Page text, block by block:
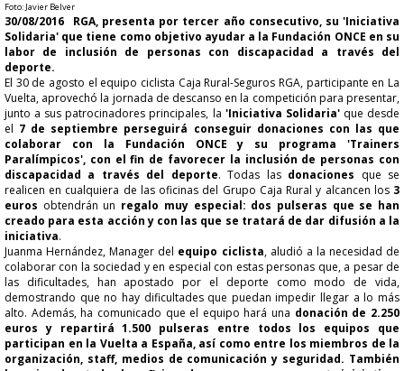
​Foto: Javier Belver
30/08/2016
RGA, presenta por tercer año consecutivo, su 'Iniciativa
Solidaria' que tiene como objetivo ayudar a la Fundación ONCE en su
labor de inclusión de personas con discapacidad a través del
deporte.
El 30 de agosto el equipo ciclista Caja Rural-Seguros RGA, participante en La
Vuelta, aprovechó la jornada de descanso en la competición para presentar,
junto a sus patrocinadores principales, la 'Iniciativa Solidaria' que desde
el 7 de septiembre perseguirá conseguir donaciones con las que
colaborar con la Fundación ONCE y su programa 'Trainers
Paralímpicos', con el fin de favorecer la inclusión de personas con
discapacidad a través del deporte. Todas las donaciones que se
realicen en cualquiera de las oficinas del Grupo Caja Rural y alcancen los 3
euros obtendrán un regalo muy especial: dos pulseras que se han
creado para esta acción y con las que se tratará de dar difusión a la
iniciativa.
Juanma Hernández, Manager del equipo ciclista, aludió a la necesidad de
colaborar con la sociedad y en especial con estas personas que, a pesar de
las dificultades, han apostado por el deporte como modo de vida,
demostrando que no hay dificultades que puedan impedir llegar a lo más
alto. Además, ha comunicado que el equipo hará una donación de 2.250
euros y repartirá 1.500 pulseras entre todos los equipos que
participan en la Vuelta a España, así como entre los miembros de la
organización, staff, medios de comunicación y seguridad. También